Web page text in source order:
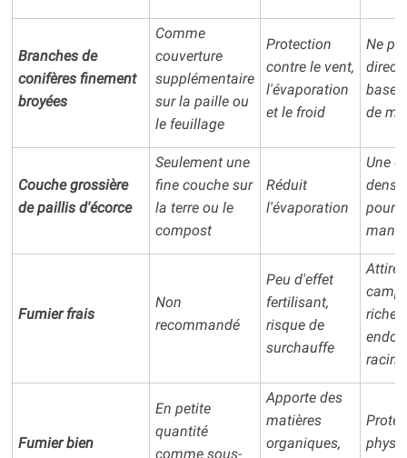
Branches de
conifères finement
broyées
Comme
couverture
supplémentaire
sur la paille ou
le feuillage
Protection
contre le vent,
l'évaporation
et le froid
Ne
base,
de
Couche grossière
de paillis d'écorce
Seulement une
fine couche sur
la terre ou le
compost
Réduit
l'évaporation
Une
Fumier frais
Non
recommandé
Peu d'effet
fertilisant,
risque de
surchauffe
Attire
riche
Fumier bien
En petite
quantité
comme sous-
Apporte des
matières
organiques,